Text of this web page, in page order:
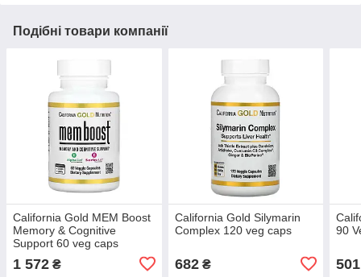
Подібні товари компанії
California Gold MEM Boost
Memory & Cognitive
Support 60 veg caps
1 572 ₴
California Gold Silymarin
Complex 120 veg caps
682₴
90
501